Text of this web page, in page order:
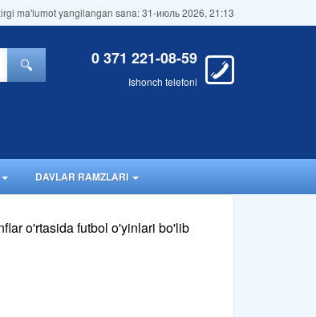
ma'lumot yangilangan sana: 31-июль 2026, 21:13
0 371 221-08-59
Ishonch telefoni
🔍
DAVLAR RAMZLARI
o'rtasida futbol o'yinlari bo'lib